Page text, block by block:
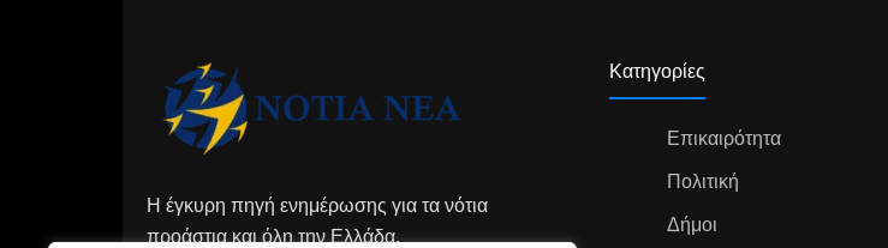
Η έγκυρη πηγή ενημέρωσης για τα νότια
προάστια και όλη την Ελλάδα.
Κατηγορίες
Επικαιρότητα
Πολιτική
Δήμοι